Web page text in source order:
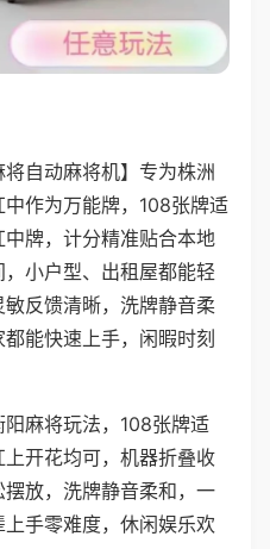
将自动麻将机】专为株洲
作为万能牌，108张牌适
牌，计分精准贴合本地
小户型、出租屋都能轻
反馈清晰，洗牌静音柔
能快速上手，闲暇时刻
麻将玩法，108张牌适
开花均可，机器折叠收
放，洗牌静音柔和，一
手零难度，休闲娱乐欢